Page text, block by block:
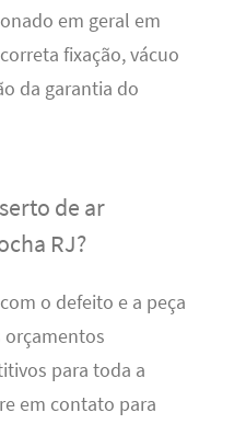
em geral em
fixação, vácuo
da garantia do
de ar
RJ?
o defeito e a peça
orçamentos
para toda a
em contato para